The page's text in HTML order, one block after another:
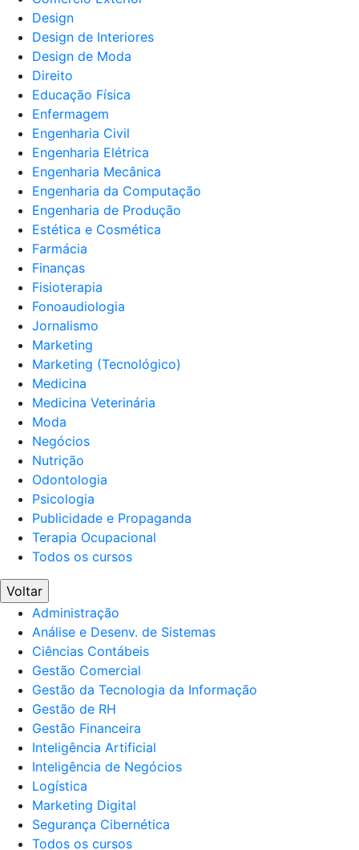
Design
Design de Interiores
Design de Moda
Direito
Educação Física
Enfermagem
Engenharia Civil
Engenharia Elétrica
Engenharia Mecânica
Engenharia da Computação
Engenharia de Produção
Estética e Cosmética
Farmácia
Finanças
Fisioterapia
Fonoaudiologia
Jornalismo
Marketing
Marketing (Tecnológico)
Medicina
Medicina Veterinária
Moda
Negócios
Nutrição
Odontologia
Psicologia
Publicidade e Propaganda
Terapia Ocupacional
Todos os cursos
Voltar
Administração
Análise e Desenv. de Sistemas
Ciências Contábeis
Gestão Comercial
Gestão da Tecnologia da Informação
Gestão de RH
Gestão Financeira
Inteligência Artificial
Inteligência de Negócios
Logística
Marketing Digital
Segurança Cibernética
Todos os cursos